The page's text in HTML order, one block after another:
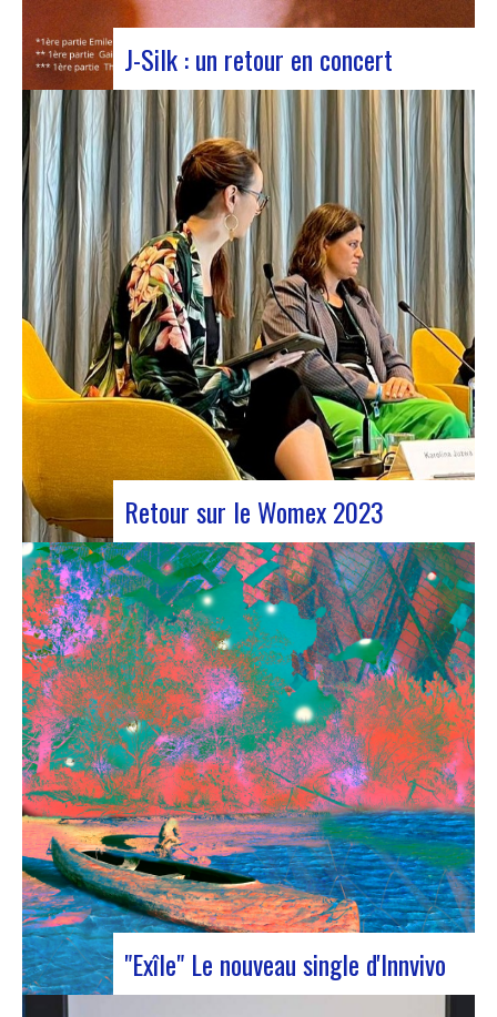
J-Silk : un retour en concert
J-Silk lors d’un concert au Rocher de PalmerLe
retour sur scène de J-Silk s’annonce comme un
moment charnière pour les amateurs de Nu Soul
et de sonorités novatrices. Avec une série de
concerts captivants en perspective, cette tournée
s’annonce comme un chapitre excitant pour le…
Retour sur le Womex 2023
Judyth lors de la discussion « Coopération pour
une circulation artistique durable »Du 25 au 29
octobre 2023, Coruña a été le théâtre de la 29e
édition du World Music Expo, plus connu sous le
nom de Womex. Cet événement incontournable a
réuni des musiciens, des professionnels…
"Exîle" Le nouveau single d'Innvivo